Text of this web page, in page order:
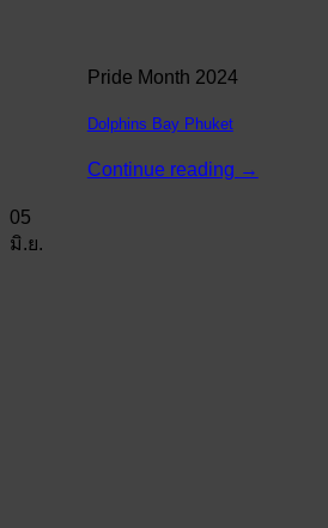
Pride Month 2024
Dolphins Bay Phuket
Continue reading →
05
มิ.ย.